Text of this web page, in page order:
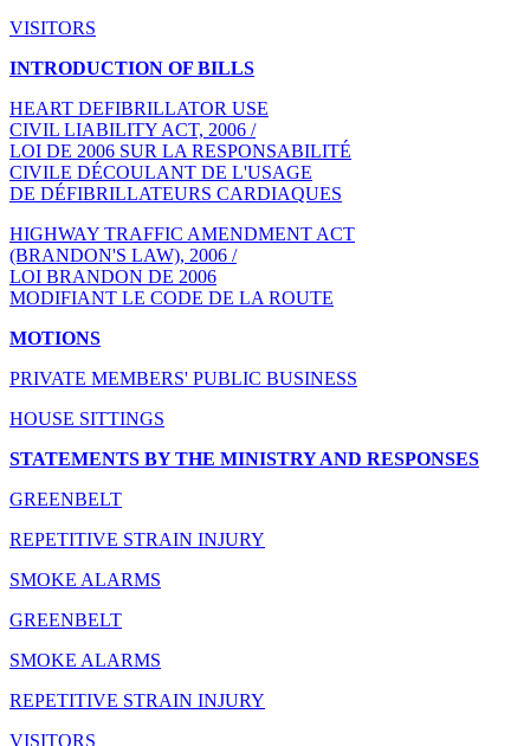
VISITORS
INTRODUCTION OF BILLS
HEART DEFIBRILLATOR USE
CIVIL LIABILITY ACT, 2006 /
LOI DE 2006 SUR LA RESPONSABILITÉ
CIVILE DÉCOULANT DE L'USAGE
DE DÉFIBRILLATEURS CARDIAQUES
HIGHWAY TRAFFIC AMENDMENT ACT
(BRANDON'S LAW), 2006 /
LOI BRANDON DE 2006
MODIFIANT LE CODE DE LA ROUTE
MOTIONS
PRIVATE MEMBERS' PUBLIC BUSINESS
HOUSE SITTINGS
STATEMENTS BY THE MINISTRY AND RESPONSES
GREENBELT
REPETITIVE STRAIN INJURY
SMOKE ALARMS
GREENBELT
SMOKE ALARMS
REPETITIVE STRAIN INJURY
VISITORS